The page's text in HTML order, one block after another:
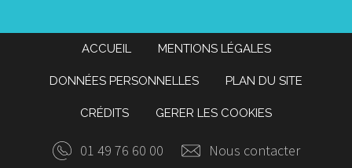
ACCUEIL MENTIONS LÉGALES
DONNÉES PERSONNELLES PLAN DU SITE
CRÉDITS GERER LES COOKIES
01 49 76 60 00 Nous contacter